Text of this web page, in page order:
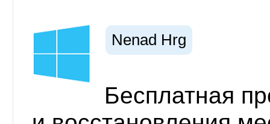
Nenad Hrg
Бесплатная